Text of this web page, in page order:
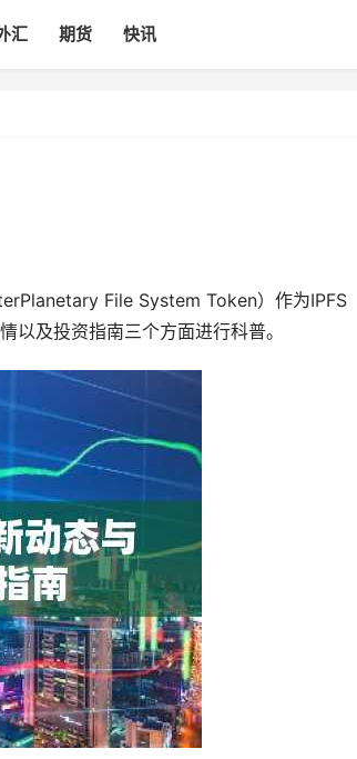
汇 期货 快讯
File System Token）作为IPFS
以及投资指南三个方面进行科普。